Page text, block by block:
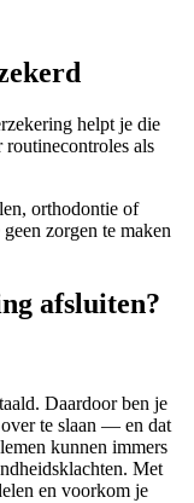
helpt je die
als
orthodontie of
zorgen te maken
afsluiten?
Daardoor ben je
te slaan — en dat
kunnen immers
Met
en voorkom je